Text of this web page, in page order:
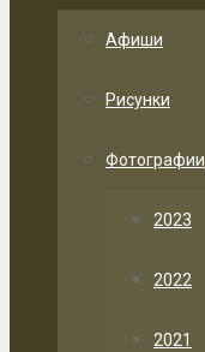
Афиши
Рисунки
Фотографии
2023
2022
2021